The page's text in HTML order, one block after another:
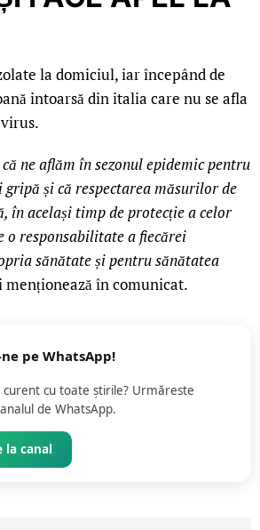
la domiciul, iar începând de
intoarsă din italia care nu se afla
ne aflăm în sezonul epidemic pentru
și că respectarea măsurilor de
în același timp de protecție a celor
o responsabilitate a fiecărei
sănătate și pentru sănătatea
menționează în comunicat.
pe WhatsApp!
cu toate știrile? Urmăreste
de WhatsApp.
la canal